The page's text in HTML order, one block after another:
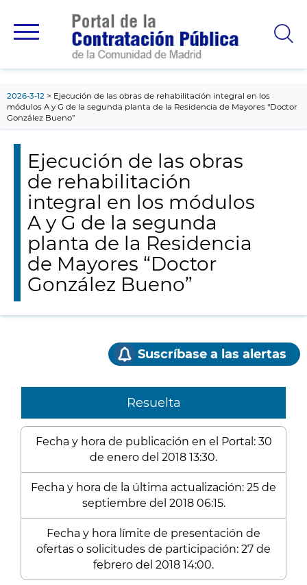
principal
2026-3-12
Ejecución de las obras de rehabilitación integral en los
módulos A y G de la segunda planta de la Residencia de Mayores “Doctor
González Bueno”
Ejecución de las obras
de rehabilitación
integral en los módulos
A y G de la segunda
planta de la Residencia
de Mayores “Doctor
González Bueno”
Suscríbase a las alertas
Resuelta
Fecha y hora de publicación en el Portal: 30
de enero del 2018 13:30.
Fecha y hora de la última actualización: 25 de
septiembre del 2018 06:15.
Fecha y hora límite de presentación de
ofertas o solicitudes de participación: 27 de
febrero del 2018 14:00.